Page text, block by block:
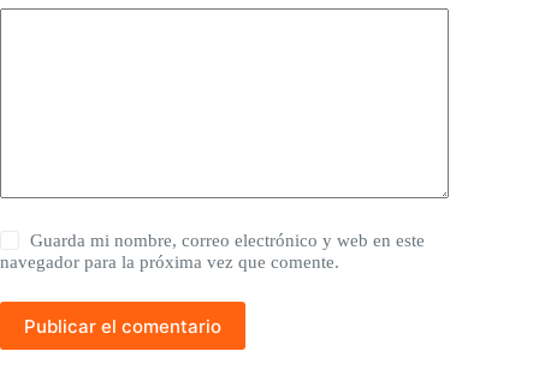
Guarda mi nombre, correo electrónico y web en este
navegador para la próxima vez que comente.
Publicar el comentario